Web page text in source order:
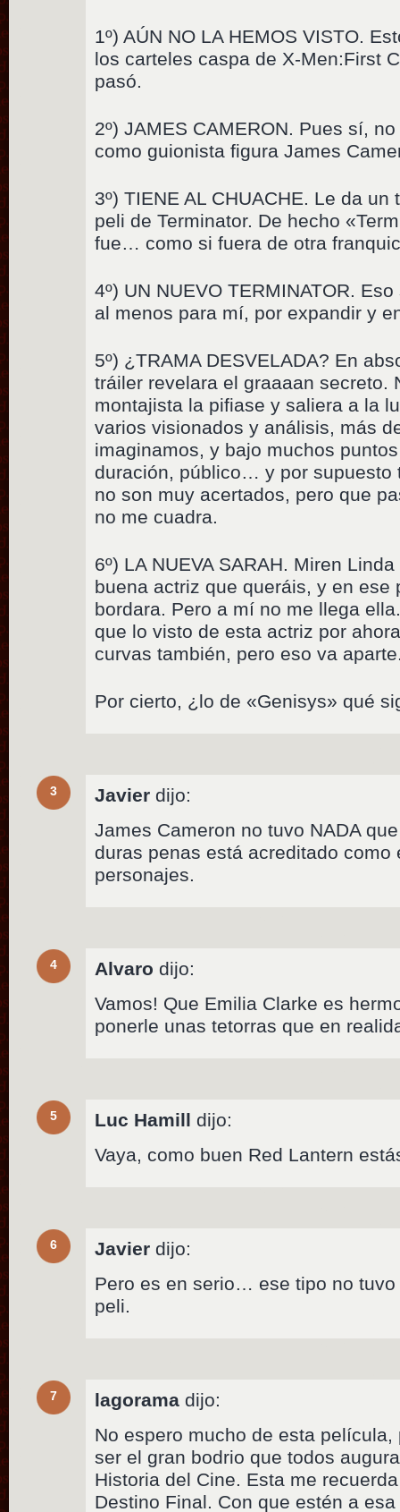
1º) AÚN NO LA HEMOS VISTO.
los carteles caspa de X-Men:First
pasó.
2º) JAMES CAMERON. Pues sí,
como guionista figura James
3º) TIENE AL CHUACHE. Le da
peli de Terminator. De hecho
fue… como si fuera de otra
4º) UN NUEVO TERMINATOR.
al menos para mí, por expandir y
5º) ¿TRAMA DESVELADA? En
tráiler revelara el graaaan secreto.
montajista la pifiase y saliera a la
varios visionados y análisis, más
imaginamos, y bajo muchos
duración, público… y por supuesto
no son muy acertados, pero que
no me cuadra.
6º) LA NUEVA SARAH. Miren
buena actriz que queráis, y en ese
bordara. Pero a mí no me llega
que lo visto de esta actriz por
curvas también, pero eso va
Por cierto, ¿lo de «Genisys» qué
3 Javier dijo:
James Cameron no tuvo NADA
duras penas está acreditado como
personajes.
4 Alvaro dijo:
Vamos! Que Emilia Clarke es
ponerle unas tetorras que en
5 Luc Hamill dijo:
Vaya, como buen Red Lantern
6 Javier dijo:
Pero es en serio… ese tipo no
peli.
7 lagorama dijo:
No espero mucho de esta
ser el gran bodrio que todos
Historia del Cine. Esta me
Destino Final. Con que estén a